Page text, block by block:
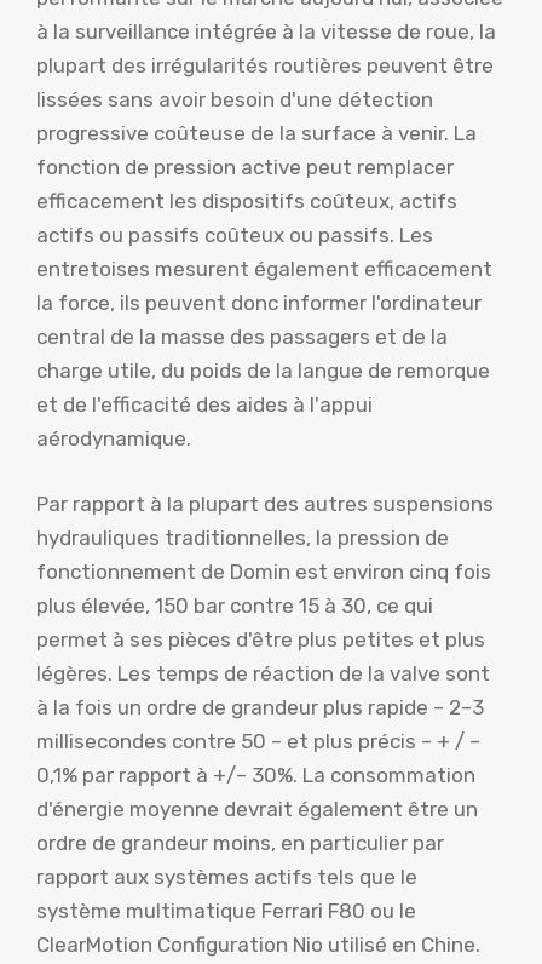
à la surveillance intégrée à la vitesse de roue, la
plupart des irrégularités routières peuvent être
lissées sans avoir besoin d'une détection
progressive coûteuse de la surface à venir. La
fonction de pression active peut remplacer
efficacement les dispositifs coûteux, actifs
actifs ou passifs coûteux ou passifs. Les
entretoises mesurent également efficacement
la force, ils peuvent donc informer l'ordinateur
central de la masse des passagers et de la
charge utile, du poids de la langue de remorque
et de l'efficacité des aides à l'appui
aérodynamique.
Par rapport à la plupart des autres suspensions
hydrauliques traditionnelles, la pression de
fonctionnement de Domin est environ cinq fois
plus élevée, 150 bar contre 15 à 30, ce qui
permet à ses pièces d'être plus petites et plus
légères. Les temps de réaction de la valve sont
à la fois un ordre de grandeur plus rapide – 2–3
millisecondes contre 50 – et plus précis – + / –
0,1% par rapport à +/– 30%. La consommation
d'énergie moyenne devrait également être un
ordre de grandeur moins, en particulier par
rapport aux systèmes actifs tels que le
système multimatique Ferrari F80 ou le
ClearMotion Configuration Nio utilisé en Chine.